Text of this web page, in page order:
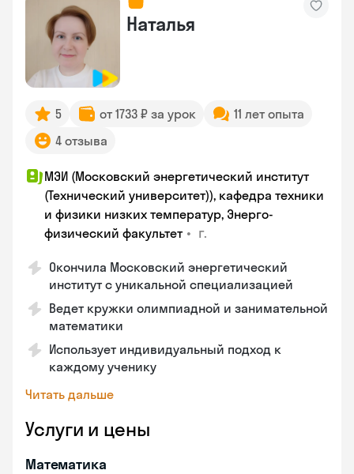
Наталья
5 от 1733 ₽ за урок
11 лет опыта
4 отзыва
МЭИ (Московский энергетический институт
(Технический университет)), кафедра техники
и физики низких температур, Энерго-
физический факультет • г.
Окончила Московский энергетический
институт с уникальной специализацией
Ведет кружки олимпиадной и занимательной
математики
Использует индивидуальный подход к
каждому ученику
Читать дальше
Услуги и цены
Математика